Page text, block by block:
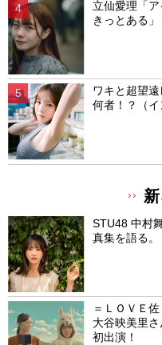
立仙愛理「
きっとある
ワキと超望
何者！？（イ
STU48 中村
真集を語る。
＝ＬＯＶＥ
大谷映美里
初出演！